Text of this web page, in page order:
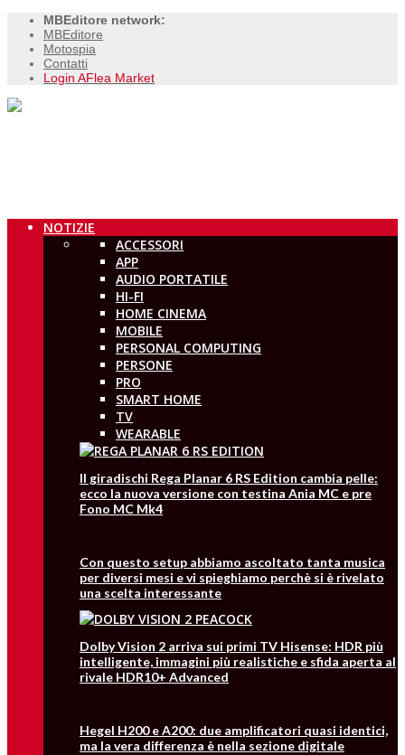
MBEditore network:
MBEditore
Motospia
Contatti
Login AFlea Market
NOTIZIE
ACCESSORI
APP
AUDIO PORTATILE
HI-FI
HOME CINEMA
MOBILE
PERSONAL COMPUTING
PERSONE
PRO
SMART HOME
TV
WEARABLE
Il giradischi Rega Planar 6 RS Edition cambia pelle:
ecco la nuova versione con testina Ania MC e pre
Fono MC Mk4
Con questo setup abbiamo ascoltato tanta musica
per diversi mesi e vi spieghiamo perchè si è rivelato
una scelta interessante
Dolby Vision 2 arriva sui primi TV Hisense: HDR più
intelligente, immagini più realistiche e sfida aperta al
rivale HDR10+ Advanced
Hegel H200 e A200: due amplificatori quasi identici,
ma la vera differenza è nella sezione digitale